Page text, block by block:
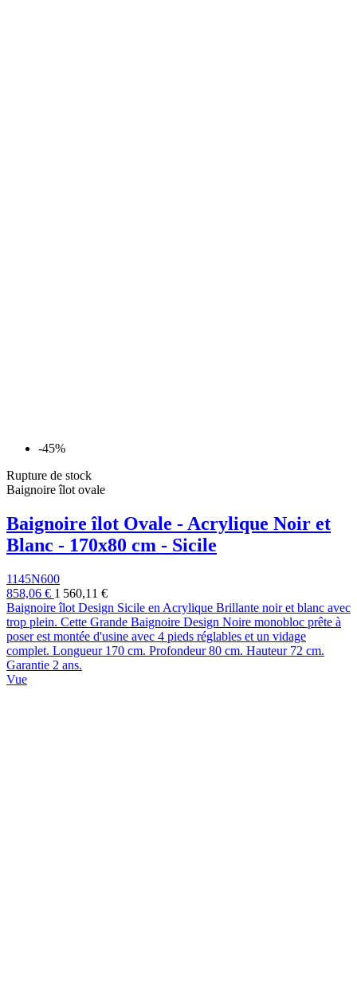
-45%
Rupture de stock
Baignoire îlot ovale
Baignoire îlot Ovale - Acrylique Noir et
Blanc - 170x80 cm - Sicile
1145N600
858,06 € 1 560,11 €
Baignoire îlot Design Sicile en Acrylique Brillante noir et blanc avec
trop plein. Cette Grande Baignoire Design Noire monobloc prête à
poser est montée d'usine avec 4 pieds réglables et un vidage
complet. Longueur 170 cm. Profondeur 80 cm. Hauteur 72 cm.
Garantie 2 ans.
Vue